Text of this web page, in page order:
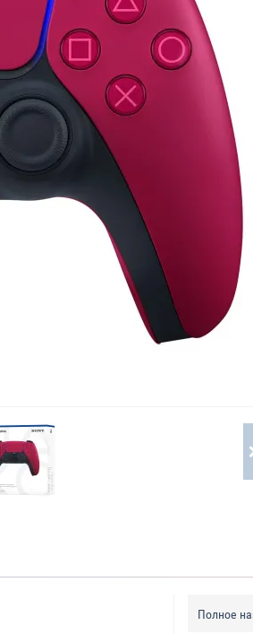
Полное